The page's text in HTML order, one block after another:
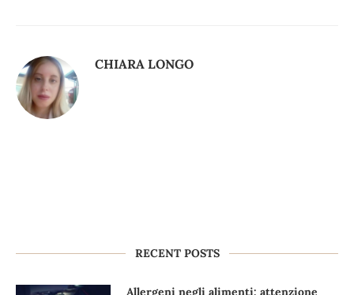
CHIARA LONGO
RECENT POSTS
Allergeni negli alimenti: attenzione